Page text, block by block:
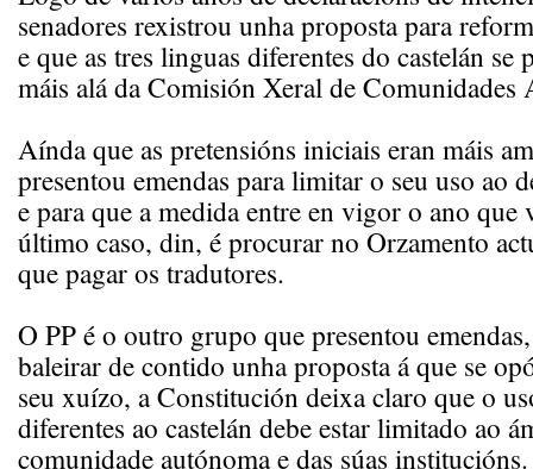
senadores rexistrou unha proposta para
e que as tres linguas diferentes do castelán se
máis alá da Comisión Xeral de Comunidades
Aínda que as pretensións iniciais eran máis
presentou emendas para limitar o seu uso ao
e para que a medida entre en vigor o ano que
último caso, din, é procurar no Orzamento
que pagar os tradutores.
O PP é o outro grupo que presentou
baleirar de contido unha proposta á que se
seu xuízo, a Constitución deixa claro que o
diferentes ao castelán debe estar limitado ao
comunidade autónoma e das súas institucións.